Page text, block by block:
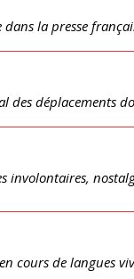
la presse
des déplacements
involontaires,
cours de langues